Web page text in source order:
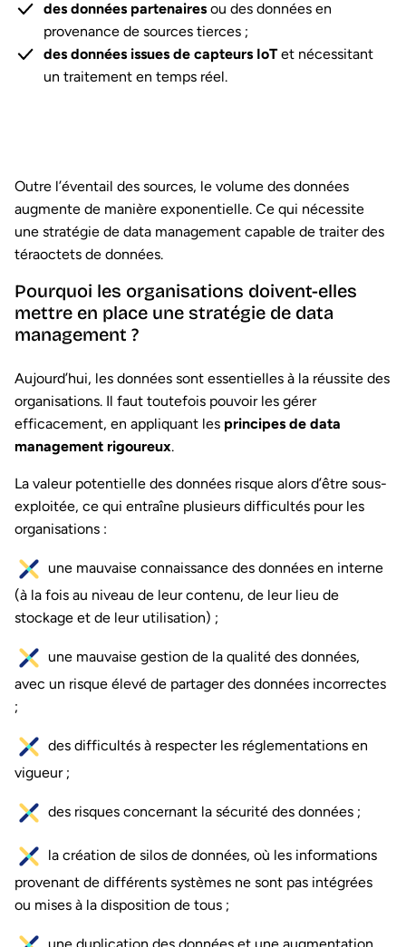
des données partenaires ou des données en
provenance de sources tierces ;
des données issues de capteurs IoTet nécessitant
un traitement en temps réel.
Outre l’éventail des sources, le volume des données
augmente de manière exponentielle. Ce qui nécessite
une stratégie de data management capable de traiter des
téraoctets de données.
Pourquoi les organisations doivent-elles
mettre en place une stratégie de data
management ?
Aujourd’hui, les données sont essentielles à la réussite des
organisations. Il faut toutefois pouvoir les gérer
efficacement, en appliquant les principes de data
management rigoureux.
La valeur potentielle des données risque alors d’être sous-
exploitée, ce qui entraîne plusieurs difficultés pour les
organisations :
une mauvaise connaissance des données en interne
(à la fois au niveau de leur contenu, de leur lieu de
stockage et de leur utilisation) ;
une mauvaise gestion de la qualité des données,
avec un risque élevé de partager des données incorrectes
;
des difficultés à respecter les réglementations en
vigueur ;
des risques concernant la sécurité des données ;
la création de silos de données, où les informations
provenant de différents systèmes ne sont pas intégrées
ou mises à la disposition de tous ;